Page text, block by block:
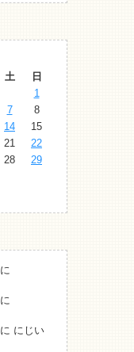
土
日
1
7
8
14
15
21
22
28
29
に
に
に にじい